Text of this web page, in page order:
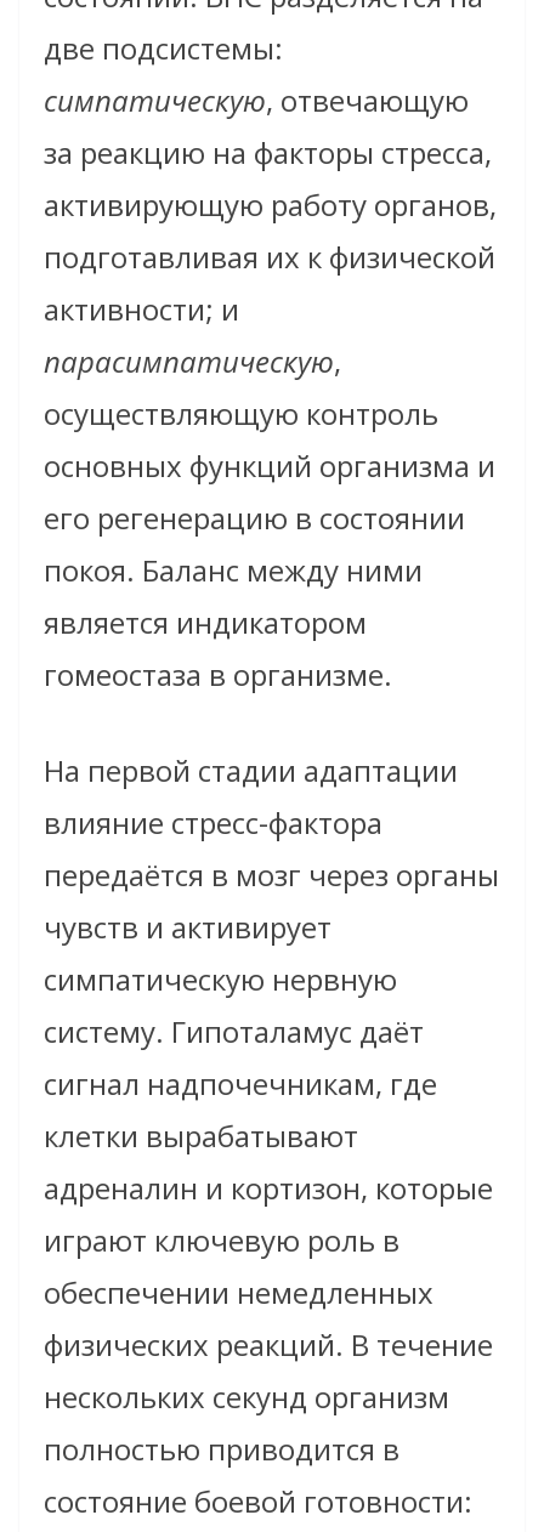
две подсистемы:
симпатическую, отвечающую
за реакцию на факторы стресса,
активирующую работу органов,
подготавливая их к физической
активности; и
парасимпатическую,
осуществляющую контроль
основных функций организма и
его регенерацию в состоянии
покоя. Баланс между ними
является индикатором
гомеостаза в организме.
На первой стадии адаптации
влияние стресс-фактора
передаётся в мозг через органы
чувств и активирует
симпатическую нервную
систему. Гипоталамус даёт
сигнал надпочечникам, где
клетки вырабатывают
адреналин и кортизон, которые
играют ключевую роль в
обеспечении немедленных
физических реакций. В течение
нескольких секунд организм
полностью приводится в
состояние боевой готовности: